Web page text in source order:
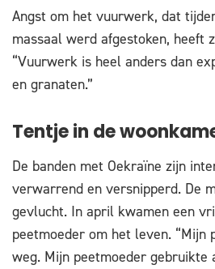
Angst om het vuurwerk, dat
massaal werd afgestoken, heeft
“Vuurwerk is heel anders dan
en granaten.”
Tentje in de
De banden met Oekraïne zijn
verwarrend en versnipperd. De
gevlucht. In april kwamen een
peetmoeder om het leven. “Mijn
weg. Mijn peetmoeder gebruikte